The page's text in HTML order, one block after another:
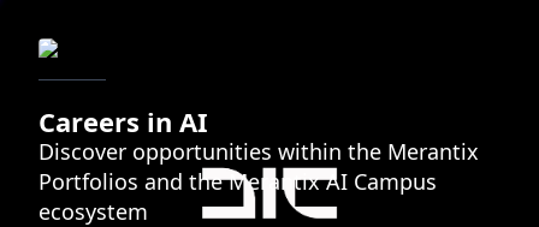
Careers in AI
Discover opportunities within the Merantix
Portfolios and the Merantix AI Campus
ecosystem